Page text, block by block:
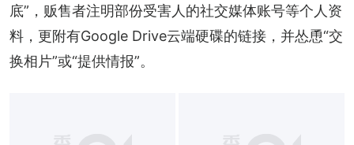
底”，贩售者注明部份受害人的社交媒体账号等个人资
料，更附有Google Drive云端硬碟的链接，并怂恿“交
换相片”或“提供情报”。